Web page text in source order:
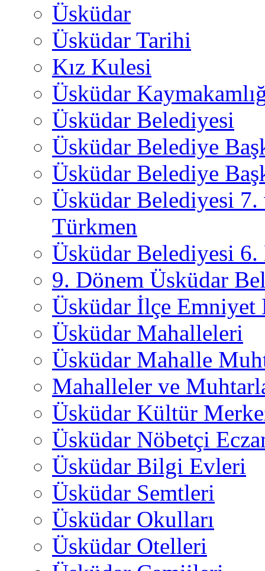
Üsküdar
Üsküdar Tarihi
Kız Kulesi
Üsküdar
Üsküdar Belediyesi
Üsküdar Belediye
Üsküdar Belediye
Üsküdar Belediyesi
Türkmen
Üsküdar Belediyesi 6.
9. Dönem Üsküdar
Üsküdar İlçe
Üsküdar Mahalleleri
Üsküdar Mahalle
Mahalleler ve
Üsküdar Kültür
Üsküdar Nöbetçi
Üsküdar Bilgi Evleri
Üsküdar Semtleri
Üsküdar Okulları
Üsküdar Otelleri